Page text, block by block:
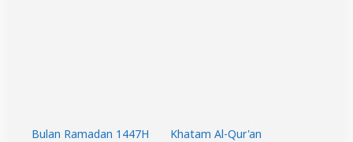
Bulan Ramadan 1447H
Khatam Al-Qur'an